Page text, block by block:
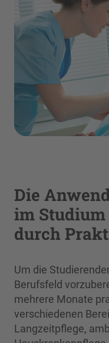
Die
im
durch
Um die
Berufsfeld
mehrere Monate
verschiedenen
Langzeitpflege,